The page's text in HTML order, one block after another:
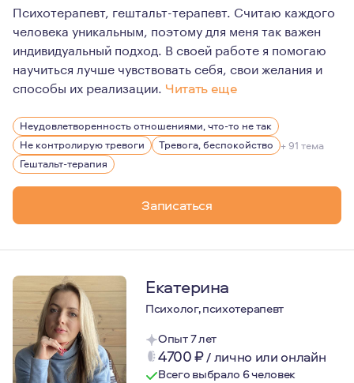
Психотерапевт, гештальт-терапевт. Считаю каждого
человека уникальным, поэтому для меня так важен
индивидуальный подход. В своей работе я помогаю
научиться лучше чувствовать себя, свои желания и
способы их реализации. Читать еще
Привет! Меня зовут Евгения Дрейгер.
Считаю что 80% успеха терапии зависит от того
В работе для меня важен бережный, экологичный
Моими особенностями как терапевта являются:
Неудовлетворенность отношениями, что-то не так
Не контролирую тревоги
Тревога, беспокойство + 91 тема
Гештальт-терапия
Записаться
Екатерина
Психолог, психотерапевт
Опыт 7 лет
4700₽/лично или онлайн
Всего выбрало 6 человек